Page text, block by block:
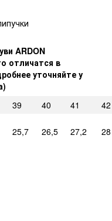
ARDON
отличатся в
уточняйте у
39 40 41
42
25,7 26,5 27,2 28